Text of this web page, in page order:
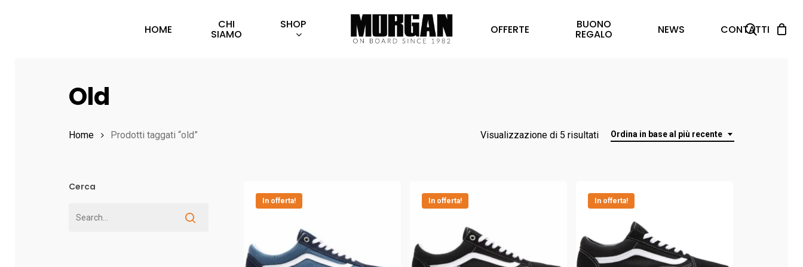
Hit enter to search or ESC to close
HOME CHI
SIAMO
SHOP OFFERTE BUONO
REGALO NEWS CONTATTIsearch
Old
Ordina in base al più recente
Visualizzazione di 5 risultatiOrdina
al
recente
Home Prodotti taggati “old”
Cerca
In offerta! In offerta! In offerta!